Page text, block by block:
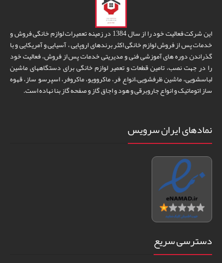
این شرکت فعالیت خود را از سال 1384 در زمینه تعمیرات لوازم خانگی فروش و
خدمات پس از فروش لوازم خانگی اکثر برندهای اروپایی ، آسیایی و آمریکایی و با
گذراندن دوره های آموزشی فنی و مدیریتی خدمات پس از فروش، فعالیت خود
را در جهت نصب، تامین قطعات و تعمیر لوازم خانگی برای دستگاههای ماشین
لباسشویی، ماشین ظرفشویی،انواع فر، ماکروویو، ماکروفر، اسپرسو ساز، قهوه
ساز اتوماتیک و انواع جاروبرقی و هود و اجاق گاز و صفحه گاز بنا نهاده است.
نمادهای ایران سرویس
دسترسی سریع